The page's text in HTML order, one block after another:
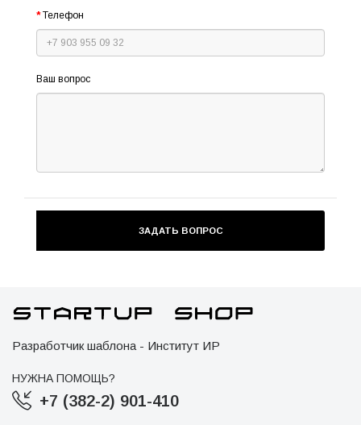
Телефон
Ваш вопрос
Разработчик шаблона - Институт ИР
НУЖНА ПОМОЩЬ?
+7 (382-2) 901-410